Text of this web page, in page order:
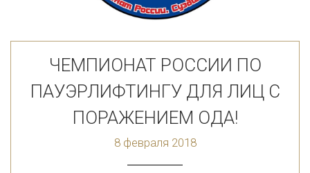
ЧЕМПИОНАТ РОССИИ ПО
ПАУЭРЛИФТИНГУ ДЛЯ ЛИЦ С
ПОРАЖЕНИЕМ ОДА!
8 февраля 2018